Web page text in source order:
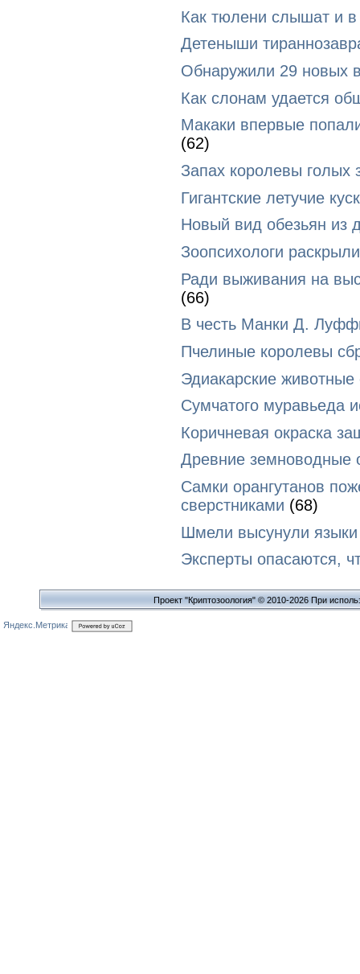
Как тюлени слышат и
Детеныши
Обнаружили 29 новых
Как слонам удается
Макаки впервые
(62)
Запах королевы голых
Гигантские летучие
Новый вид обезьян из
Зоопсихологи
Ради выживания на
(66)
В честь Манки Д.
Пчелиные королевы
Эдиакарские
Сумчатого муравьеда
Коричневая окраска
Древние земноводные
Самки орангутанов
сверстниками (68)
Шмели высунули
Эксперты опасаются,
Проект "Криптозоология" © 2010-2026 При